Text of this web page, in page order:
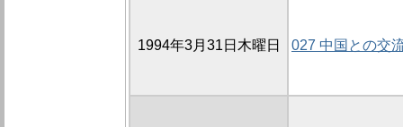
1994年3月31日木曜日 027 中国との交